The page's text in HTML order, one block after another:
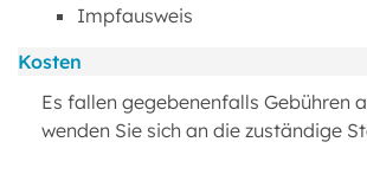
Impfausweis
Kosten
Es fallen gegebenenfalls Gebühren
wenden Sie sich an die zuständige